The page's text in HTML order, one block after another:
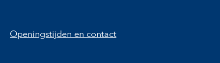
Openingstijden en contact